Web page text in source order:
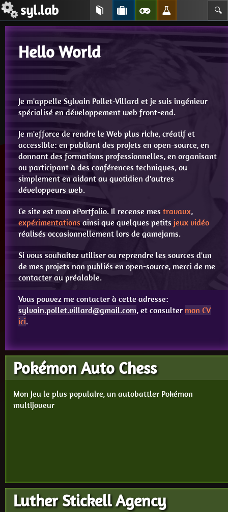
syl.lab 🔍
Hello World
Je m'appelle Sylvain Pollet-Villard et je suis ingénieur
spécialisé en développement web front-end.
Je m'efforce de rendre le Web plus riche, créatif et
accessible: en publiant des projets en open-source, en
donnant des formations professionnelles, en organisant
ou participant à des conférences techniques, ou
simplement en aidant au quotidien d'autres
développeurs web.
Ce site est mon ePortfolio. Il recense mes travaux,
expérimentationsainsi que quelques petits jeux vidéo
réalisés occasionnellement lors de gamejams.
Si vous souhaitez utiliser ou reprendre les sources d'un
de mes projets non publiés en open-source, merci de me
contacter au préalable.
Vous pouvez me contacter à cette adresse:
sylvain.pollet.villard@gmail.com, et consulter mon CV
ici.
Pokémon Auto Chess
Mon jeu le plus populaire, un autobattler Pokémon
multijoueur
Luther Stickell Agency